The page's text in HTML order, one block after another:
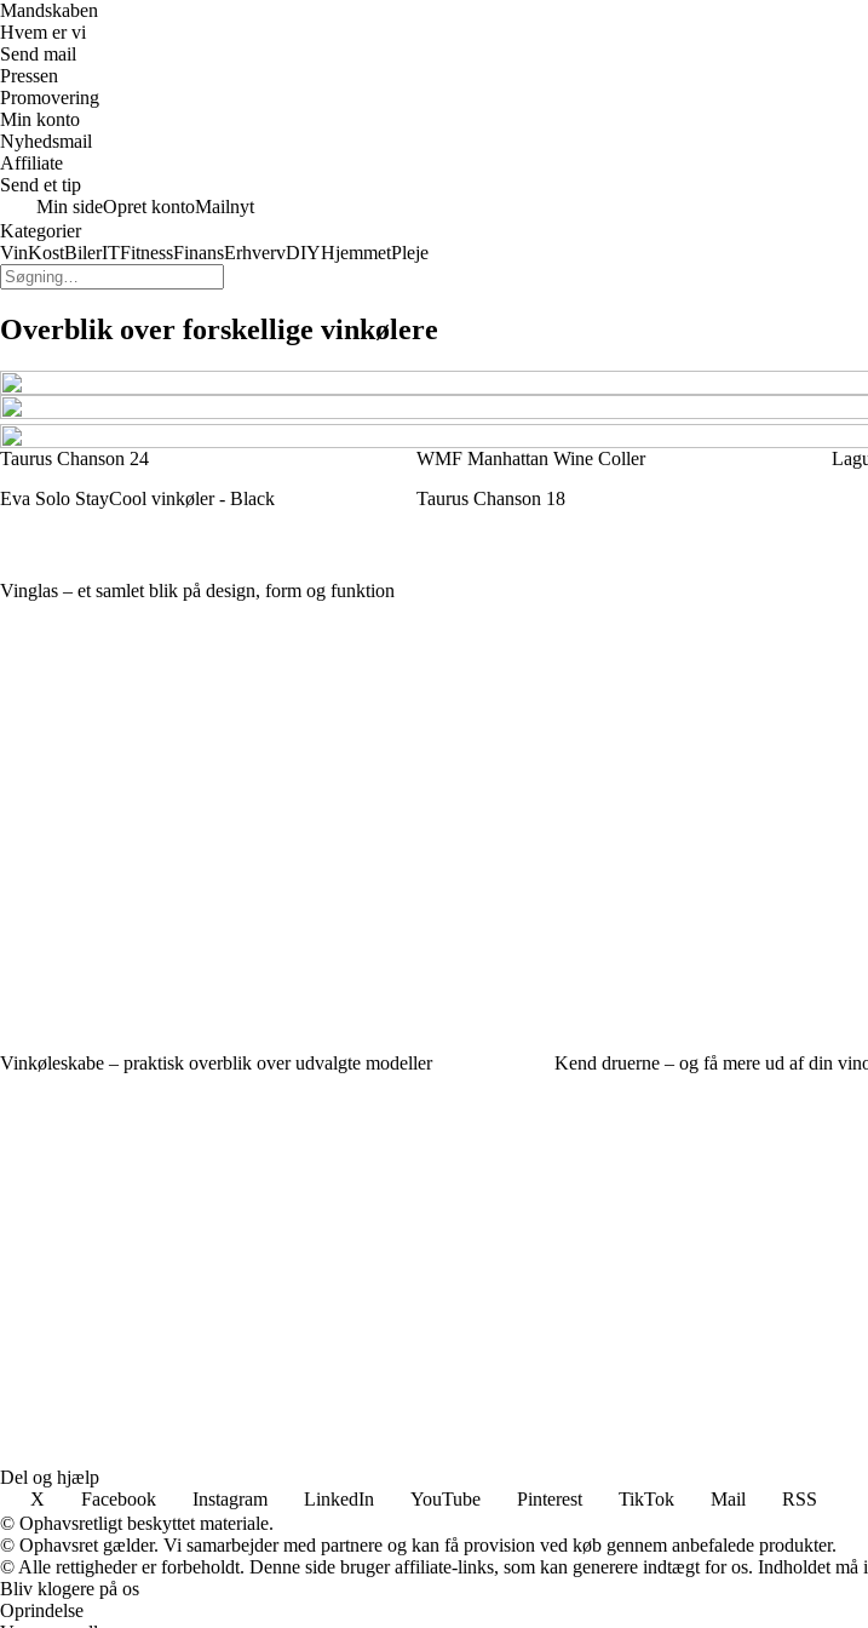
Mandskaben
Hvem er vi
Send mail
Pressen
Promovering
Min konto
Nyhedsmail
Affiliate
Send et tip
Min sideOpret kontoMailnyt
Kategorier
VinKostBilerITFitnessFinansErhvervDIYHjemmetPleje
Overblik over forskellige vinkølere
Taurus Chanson 24 WMF Manhattan Wine Coller
Eva Solo StayCool vinkøler - Black
Taurus Chanson 18
Vinglas – et samlet blik på design, form og funktion
Vinkøleskabe – praktisk overblik over udvalgte modeller Kend druerne – og få mere ud af din
Del og hjælp
X
Facebook Instagram LinkedIn YouTube Pinterest TikTok Mail
RSS
© Ophavsretligt beskyttet materiale.
© Ophavsret gælder. Vi samarbejder med partnere og kan få provision ved køb gennem anbefalede produkter.
© Alle rettigheder er forbeholdt. Denne side bruger affiliate-links, som kan generere indtægt for os. Indholdet må
Bliv klogere på os
Oprindelse